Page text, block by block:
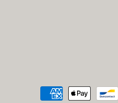
Geaccepteerde